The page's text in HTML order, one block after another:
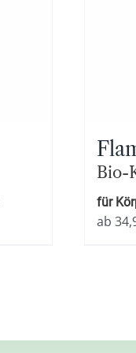
Bio-
für
ab